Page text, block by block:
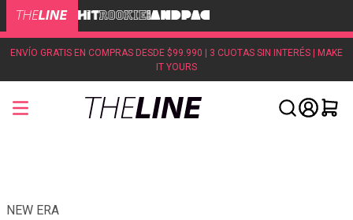
ENVÍO GRATIS EN COMPRAS DESDE $99.990 | 3 CUOTAS SIN INTERÉS | MAKE
IT YOURS
NEW ERA